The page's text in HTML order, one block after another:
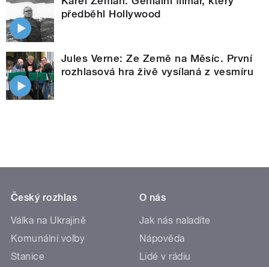
předběhl Hollywood
Jules Verne: Ze Země na Měsíc. První
rozhlasová hra živě vysílaná z vesmíru
Český rozhlas
Válka na Ukrajině
Komunální volby
Stanice
O nás
Jak nás naladíte
Nápověda
Lidé v rádiu